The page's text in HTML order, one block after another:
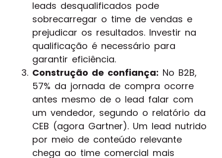
leads desqualificados pode
sobrecarregar o time de vendas e
prejudicar os resultados. Investir na
qualificação é necessário para
garantir eficiência.
Construção de confiança: No B2B,
57% da jornada de compra ocorre
antes mesmo de o lead falar com
um vendedor, segundo o relatório da
CEB (agora Gartner). Um lead nutrido
por meio de conteúdo relevante
chega ao time comercial mais